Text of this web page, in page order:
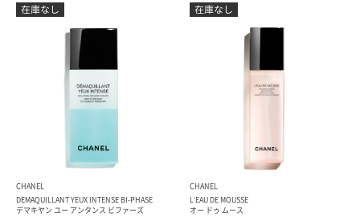
CHANEL
DEMAQUILLANT YEUX INTENSE BI-PHASE
デマキヤン ユー アンタンス ビファーズ
CHANEL
L'EAU DE MOUSSE
オー ドゥ ムース